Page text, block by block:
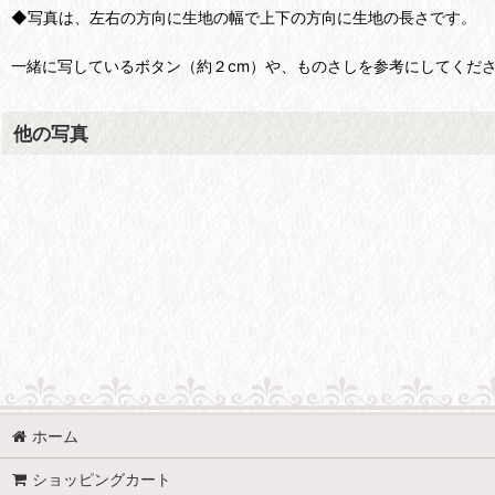
◆写真は、左右の方向に生地の幅で上下の方向に生地の長さです。
一緒に写しているボタン（約２cm）や、ものさしを参考にしてくだ
他の写真
ホーム
ショッピングカート